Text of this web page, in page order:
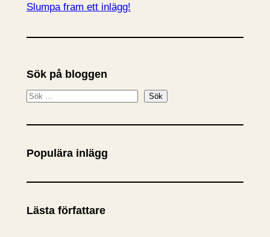
Slumpa fram ett inlägg!
Sök på bloggen
S
k
Sök
Populära inlägg
Lästa författare